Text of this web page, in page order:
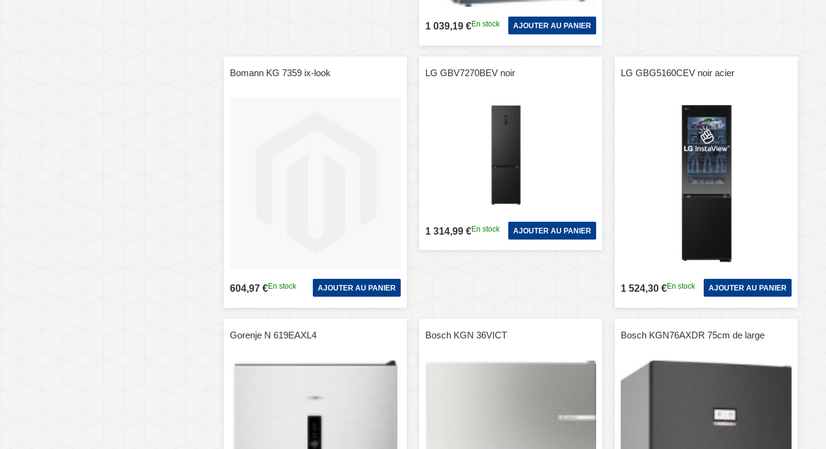
1 039,19 €En stock AJOUTER AU PANIER
Bomann KG 7359 ix-look
604,97 €En stock AJOUTER AU PANIER
LG GBV7270BEV noir
1 314,99 €En stock AJOUTER AU PANIER
LG GBG5160CEV noir acier
1 524,30 €En stock AJOUTER AU PANIER
Gorenje N 619EAXL4 Bosch KGN 36VICT Bosch KGN76AXDR 75cm de large